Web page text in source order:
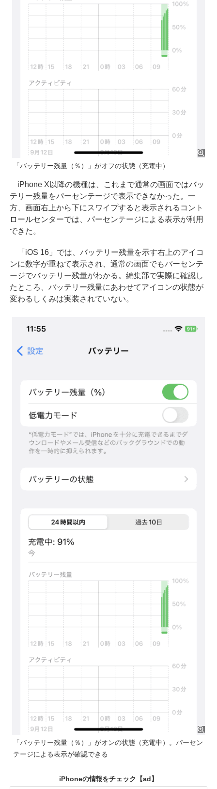
「バッテリー残量（％）」がオフの状態（充電中）
iPhone X以降の機種は、これまで通常の画面ではバッ
テリー残量をパーセンテージで表示できなかった。一
方、画面右上から下にスワイプすると表示されるコント
ロールセンターでは、パーセンテージによる表示が利用
できた。
「iOS 16」では、バッテリー残量を示す右上のアイコ
ンに数字が重ねて表示され、通常の画面でもパーセンテ
ージでバッテリー残量がわかる。編集部で実際に確認し
たところ、バッテリー残量にあわせてアイコンの状態が
変わるしくみは実装されていない。
「バッテリー残量（％）」がオンの状態（充電中）。パーセン
テージによる表示が確認できる
iPhoneの情報をチェック 【ad】